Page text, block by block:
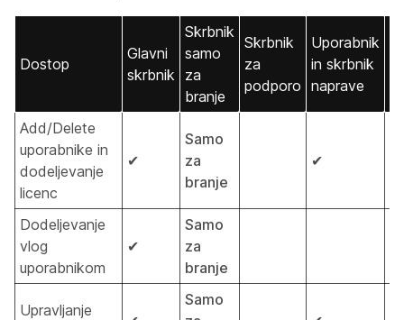
Dostop
Glavni
skrbnik
Skrbnik
samo
za
branje
Skrbnik
za
podporo
Uporabnik
in skrbnik
naprave
Add/Delete
uporabnike in
dodeljevanje
licenc
✔
Samo
za
branje
✔
Dodeljevanje
vlog
uporabnikom
✔
Samo
za
branje
Upravljanje
Samo